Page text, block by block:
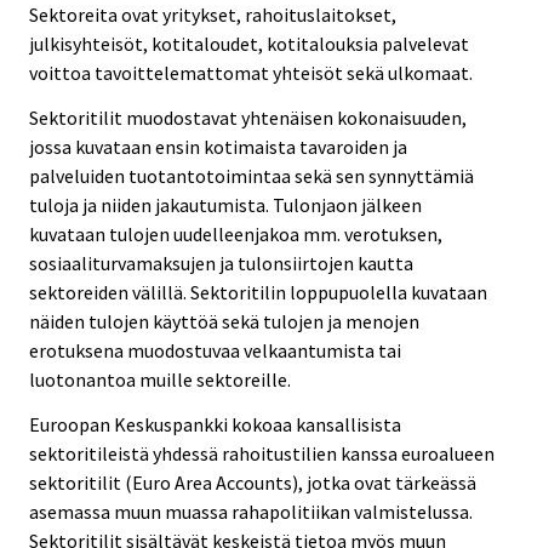
Sektoreita ovat yritykset, rahoituslaitokset,
julkisyhteisöt, kotitaloudet, kotitalouksia palvelevat
voittoa tavoittelemattomat yhteisöt sekä ulkomaat.
Sektoritilit muodostavat yhtenäisen kokonaisuuden,
jossa kuvataan ensin kotimaista tavaroiden ja
palveluiden tuotantotoimintaa sekä sen synnyttämiä
tuloja ja niiden jakautumista. Tulonjaon jälkeen
kuvataan tulojen uudelleenjakoa mm. verotuksen,
sosiaaliturvamaksujen ja tulonsiirtojen kautta
sektoreiden välillä. Sektoritilin loppupuolella kuvataan
näiden tulojen käyttöä sekä tulojen ja menojen
erotuksena muodostuvaa velkaantumista tai
luotonantoa muille sektoreille.
Euroopan Keskuspankki kokoaa kansallisista
sektoritileistä yhdessä rahoitustilien kanssa euroalueen
sektoritilit (Euro Area Accounts), jotka ovat tärkeässä
asemassa muun muassa rahapolitiikan valmistelussa.
Sektoritilit sisältävät keskeistä tietoa myös muun